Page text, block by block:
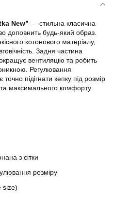
New” — стильна класична
доповнить будь-який образ.
котонового матеріалу,
Задня частина
вентиляцію та робить
Регулювання
підігнати кепку під розмір
максимального комфорту.
з сітки
розміру
size)